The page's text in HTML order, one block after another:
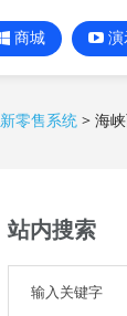
商城 演
新零售系统 > 海
站内搜索